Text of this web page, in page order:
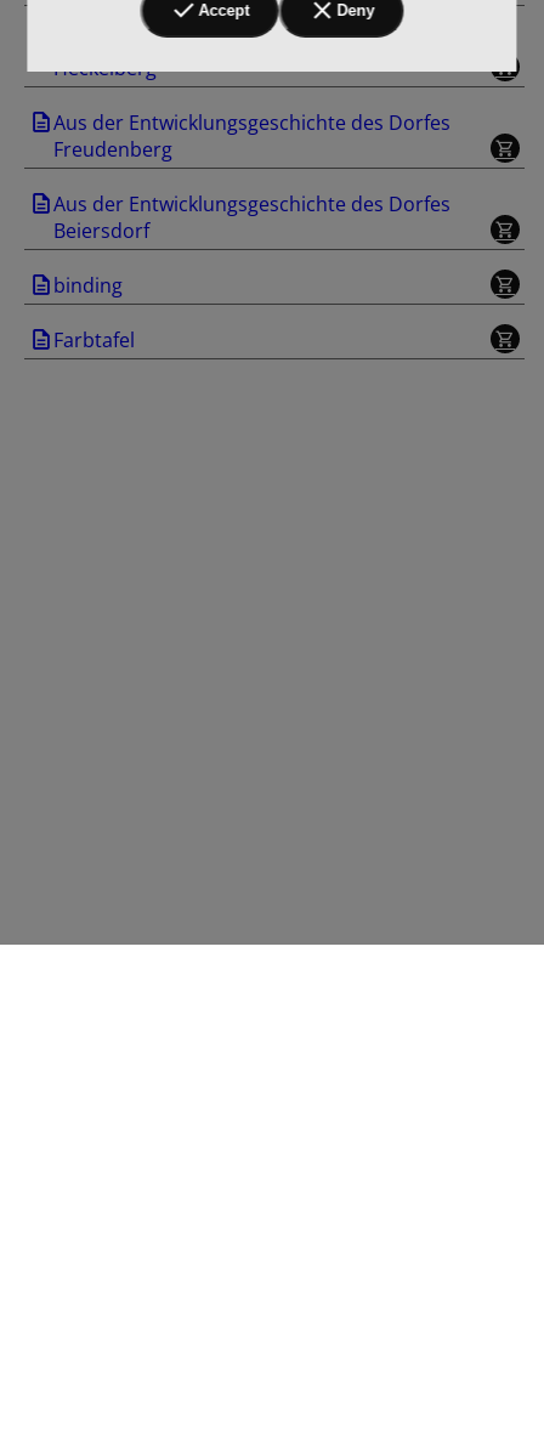
Aus der Entwicklungsgeschichte des Dorfes
Heckelberg
Aus der Entwicklungsgeschichte des Dorfes
Freudenberg
Aus der Entwicklungsgeschichte des Dorfes
Beiersdorf
binding
Farbtafel
Accept Deny